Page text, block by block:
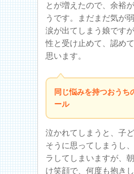
とが増えたので、余裕
うです。まだまだ気が
涙が出てしまう娘です
性と受け止めて、認め
思います。
同じ悩みを持つおうち
ール
泣かれてしまうと、子
そうに思ってしまうし
ラしてしまいますが、
け笑顔で、何度も抱き